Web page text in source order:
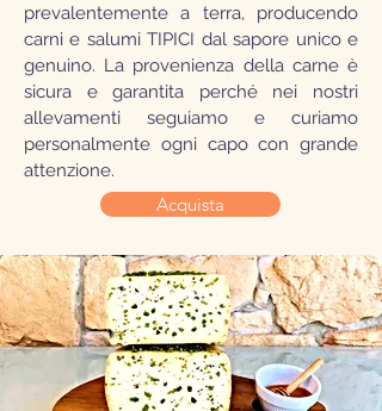
prevalentemente a terra, producendo
carni e salumi TIPICI dal sapore unico e
genuino. La provenienza della carne è
sicura e garantita perché nei nostri
allevamenti seguiamo e curiamo
personalmente ogni capo con grande
attenzione.
Acquista